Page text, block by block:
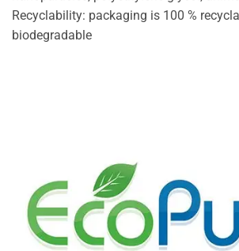
Recyclability: packaging is 100 %
biodegradable